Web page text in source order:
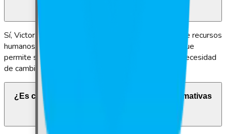
Sí, VictorIA se integra con los principales sistemas de recursos
humanos y ERP a través de nuestra plataforma, lo que
permite sincronizar datos y optimizar la gestión sin necesidad
de cambiar tu infraestructura actual.
¿Es compatible nuestro sistema con las normativas